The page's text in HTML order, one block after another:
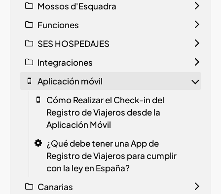
Mossos d'Esquadra
Funciones
SES HOSPEDAJES
Integraciones
Aplicación móvil
Cómo Realizar el Check-in del
Registro de Viajeros desde la
Aplicación Móvil
¿Qué debe tener una App de
Registro de Viajeros para cumplir
con la ley en España?
Canarias